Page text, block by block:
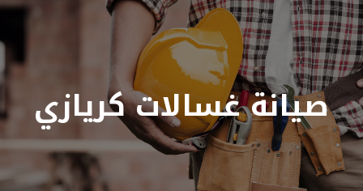
صيانة غسالات كريازي